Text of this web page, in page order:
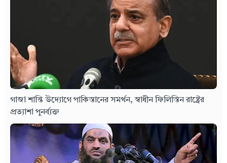
গাজা শান্তি উদ্যোগে পাকিস্তানের সমর্থন, স্বাধীন ফিলিস্তিন রাষ্ট্রের
প্রত্যাশা পুনর্ব্যক্ত